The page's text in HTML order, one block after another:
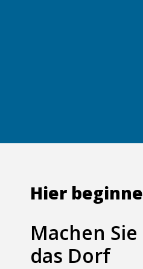
Hier
Machen
das Dorf